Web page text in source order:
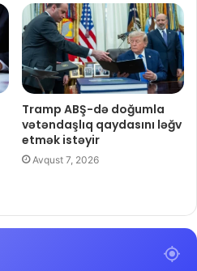
Tramp ABŞ-də doğumla
vətəndaşlıq qaydasını ləğv
etmək istəyir
Avqust 7, 2026